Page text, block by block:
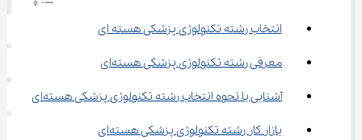
انتخاب رشته تکنولوژی پزشکی هسته ای
معرفی رشته تکنولوژی پزشکی هسته‌ای
آشنایی با نحوه انتخاب رشته تکنولوژی پزشکی هسته‌ای
بازار کار رشته تکنولوژی پزشکی هسته‌ای